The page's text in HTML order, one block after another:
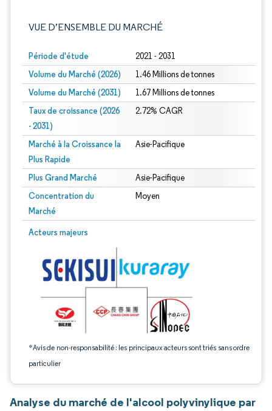
VUE D’ENSEMBLE DU MARCHÉ
Période d'étude 2021 - 2031
Volume du Marché (2026) 1.46 Millions de tonnes
Volume du Marché (2031) 1.67 Millions de tonnes
Taux de croissance (2026
- 2031)
2.72% CAGR
Marché à la Croissance la
Plus Rapide
Asie-Pacifique
Plus Grand Marché Asie-Pacifique
Concentration du
Marché
Moyen
Acteurs majeurs
*Avis de non-responsabilité : les principaux acteurs sont triés sans ordre
particulier
Image © Mordor Intelligence. La réutilisation nécessite une attribution sous CC
Analyse du marché de l'alcool polyvinylique par